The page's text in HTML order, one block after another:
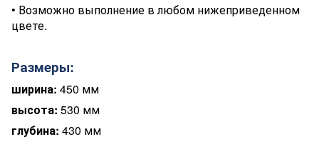
• Возможно выполнение в любом нижеприведенном
цвете.
Размеры:
ширина: 450 мм
высота: 530 мм
глубина: 430 мм